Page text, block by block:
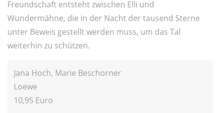
Freundschaft entsteht zwischen Elli und
Wundermähne, die in der Nacht der tausend Sterne
unter Beweis gestellt werden muss, um das Tal
weiterhin zu schützen.
Jana Hoch, Marie Beschorner
Loewe
10,95 Euro